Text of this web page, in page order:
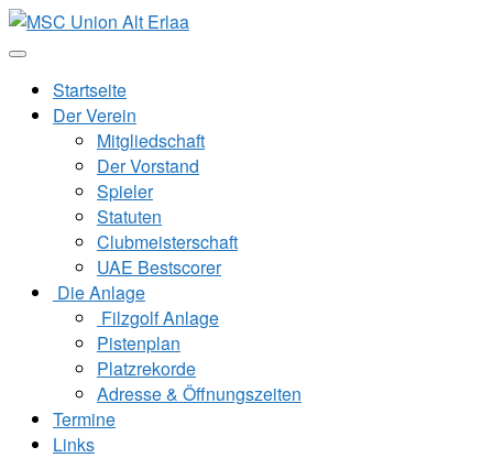
Zum
Inhalt
Startseite
Der Verein
Mitgliedschaft
Der Vorstand
Spieler
Statuten
Clubmeisterschaft
UAE Bestscorer
Die Anlage
Filzgolf Anlage
Pistenplan
Platzrekorde
Adresse & Öffnungszeiten
Termine
Links